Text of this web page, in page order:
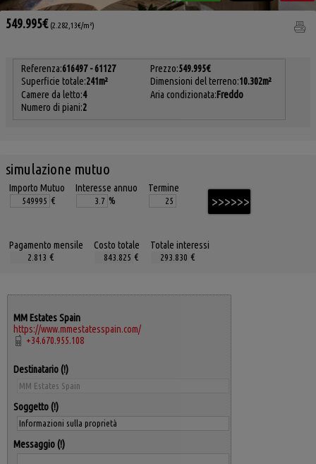
549.995€ (2.282,13€/m²)
Referenza:616497 - 61127 Prezzo:549.995€
Superficie totale:241m² Dimensioni del terreno:10.302m²
Camere da letto:4 Aria condizionata:Freddo
Numero di piani:2
simulazione mutuo
Importo Mutuo
€
Interesse annuo
%
Termine
Pagamento mensile
€
Costo totale
€
Totale interessi
€
MM Estates Spain
https://www.mmestatesspain.com/
+34.670.955.108
Destinatario
Soggetto
Messaggio